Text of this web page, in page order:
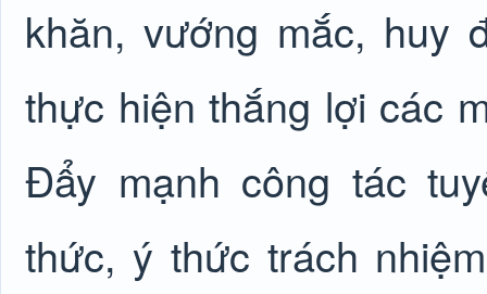
khăn, vướng mắc, huy
thực hiện thắng lợi các
Đẩy mạnh công tác
thức, ý thức trách